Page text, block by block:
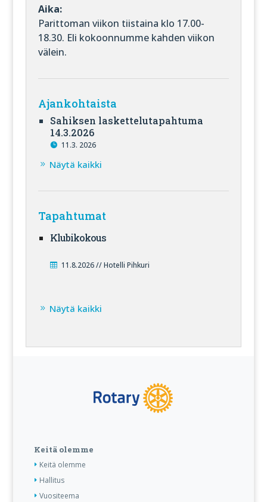
Aika:
Parittoman viikon tiistaina klo 17.00-
18.30. Eli kokoonnumme kahden viikon
välein.
Ajankohtaista
Sahiksen laskettelutapahtuma
14.3.2026
11.3. 2026
Näytä kaikki
Tapahtumat
Klubikokous
11.8.2026 // Hotelli Pihkuri
Näytä kaikki
Keitä olemme
Keitä olemme
Hallitus
Vuositeema